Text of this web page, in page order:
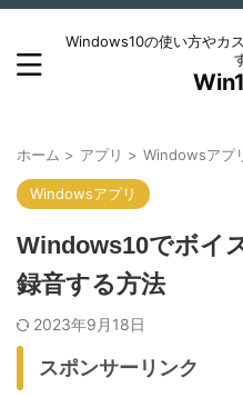
Windows10の使い方やカ
ホーム > アプリ > Windowsアプ
Windowsアプリ
Windows10でボイ
録音する方法
2023年9月18日
スポンサーリンク